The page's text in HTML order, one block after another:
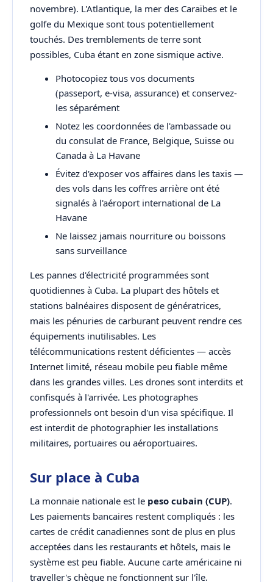
novembre). L'Atlantique, la mer des Caraïbes et le
golfe du Mexique sont tous potentiellement
touchés. Des tremblements de terre sont
possibles, Cuba étant en zone sismique active.
Photocopiez tous vos documents
(passeport, e-visa, assurance) et conservez-
les séparément
Notez les coordonnées de l'ambassade ou
du consulat de France, Belgique, Suisse ou
Canada à La Havane
Évitez d'exposer vos affaires dans les taxis —
des vols dans les coffres arrière ont été
signalés à l'aéroport international de La
Havane
Ne laissez jamais nourriture ou boissons
sans surveillance
Les pannes d'électricité programmées sont
quotidiennes à Cuba. La plupart des hôtels et
stations balnéaires disposent de génératrices,
mais les pénuries de carburant peuvent rendre ces
équipements inutilisables. Les
télécommunications restent déficientes — accès
Internet limité, réseau mobile peu fiable même
dans les grandes villes. Les drones sont interdits et
confisqués à l'arrivée. Les photographes
professionnels ont besoin d'un visa spécifique. Il
est interdit de photographier les installations
militaires, portuaires ou aéroportuaires.
Sur place à Cuba
La monnaie nationale est le peso cubain (CUP).
Les paiements bancaires restent compliqués : les
cartes de crédit canadiennes sont de plus en plus
acceptées dans les restaurants et hôtels, mais le
système est peu fiable. Aucune carte américaine ni
traveller's chèque ne fonctionnent sur l'île.